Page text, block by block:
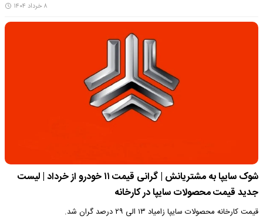
۸ خرداد ۱۴۰۴
شوک سایپا به مشتریانش | گرانی قیمت ۱۱ خودرو از خرداد | لیست
جدید قیمت محصولات سایپا در کارخانه
قیمت کارخانه محصولات سایپا زامیاد ۱۳ الی ۲۹ درصد گران شد.